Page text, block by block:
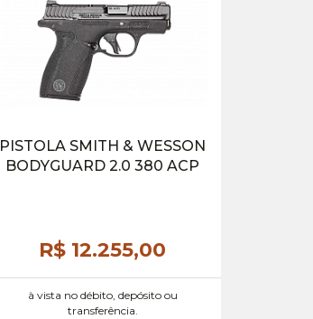
PISTOLA SMITH & WESSON
BODYGUARD 2.0 380 ACP
R$ 12.255,00
à vista no débito, depósito ou
transferência.